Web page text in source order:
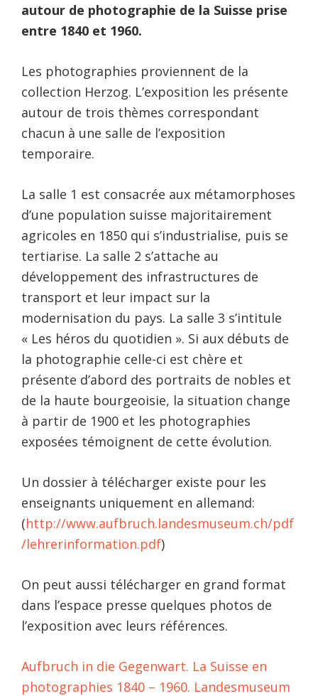
autour de photographie de la Suisse prise
entre 1840 et 1960.
Les photographies proviennent de la
collection Herzog. L’exposition les présente
autour de trois thèmes correspondant
chacun à une salle de l’exposition
temporaire.
La salle 1 est consacrée aux métamorphoses
d’une population suisse majoritairement
agricoles en 1850 qui s’industrialise, puis se
tertiarise. La salle 2 s’attache au
développement des infrastructures de
transport et leur impact sur la
modernisation du pays. La salle 3 s’intitule
« Les héros du quotidien ». Si aux débuts de
la photographie celle-ci est chère et
présente d’abord des portraits de nobles et
de la haute bourgeoisie, la situation change
à partir de 1900 et les photographies
exposées témoignent de cette évolution.
Un dossier à télécharger existe pour les
enseignants uniquement en allemand:
(http://www.aufbruch.landesmuseum.ch/pdf
/lehrerinformation.pdf)
On peut aussi télécharger en grand format
dans l’espace presse quelques photos de
l’exposition avec leurs références.
Aufbruch in die Gegenwart. La Suisse en
photographies 1840 – 1960. Landesmuseum